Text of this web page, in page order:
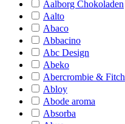
Aalborg Chokoladen
Aalto
Abaco
Abbacino
Abc Design
Abeko
Abercrombie & Fitch
Abloy
Abode aroma
Absorba